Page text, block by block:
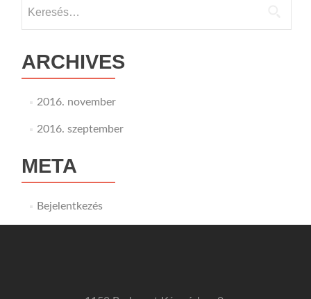
oktatásában
ARCHIVES
2016. november
2016. szeptember
META
Bejelentkezés